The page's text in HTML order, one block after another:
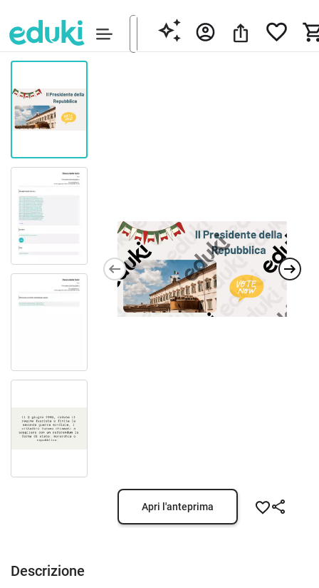
Apri l'anteprima
Descrizione